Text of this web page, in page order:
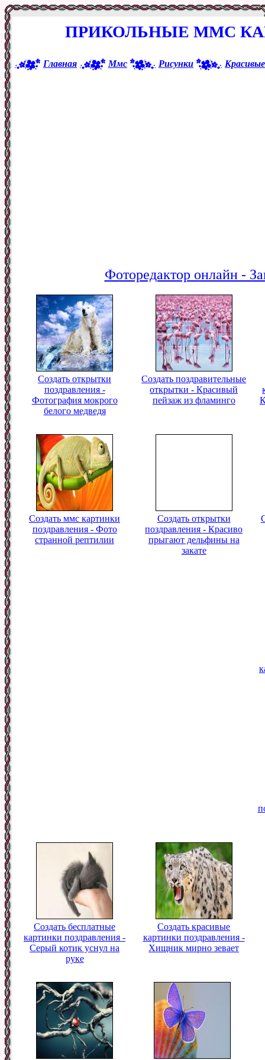
ПРИКОЛЬНЫЕ ММС
Главная Ммс Рисунки Красивые
Фоторедактор онлайн -
Создать открытки
поздравления -
Фотография мокрого
белого медведя
Создать поздравительные
открытки - Красивый
пейзаж из фламинго
Создать ммс картинки
поздравления - Фото
странной рептилии
Создать открытки
поздравления - Красиво
прыгают дельфины на
закате
Создать бесплатные
картинки поздравления -
Серый котик уснул на
руке
Создать красивые
картинки поздравления -
Хищник мирно зевает